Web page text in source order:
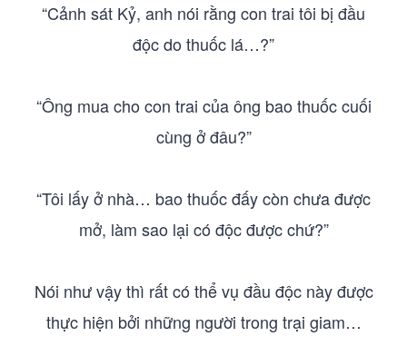
“Cảnh sát Kỷ, anh nói rằng con trai tôi bị đầu
độc do thuốc lá…?”
“Ông mua cho con trai của ông bao thuốc cuối
cùng ở đâu?”
“Tôi lấy ở nhà… bao thuốc đấy còn chưa được
mở, làm sao lại có độc được chứ?”
Nói như vậy thì rất có thể vụ đầu độc này được
thực hiện bởi những người trong trại giam…